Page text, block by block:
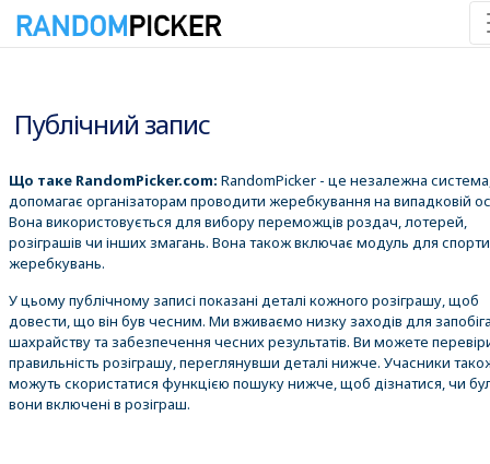
Публічний запис
Що таке RandomPicker.com: RandomPicker - це незалежна
допомагає організаторам проводити жеребкування на випадковій
Вона використовується для вибору переможців роздач, лотерей,
розіграшів чи інших змагань. Вона також включає модуль для
жеребкувань.
У цьому публічному записі показані деталі кожного розіграшу, щоб
довести, що він був чесним. Ми вживаємо низку заходів для
шахрайству та забезпечення чесних результатів. Ви можете
правильність розіграшу, переглянувши деталі нижче. Учасники
можуть скористатися функцією пошуку нижче, щоб дізнатися, чи
вони включені в розіграш.